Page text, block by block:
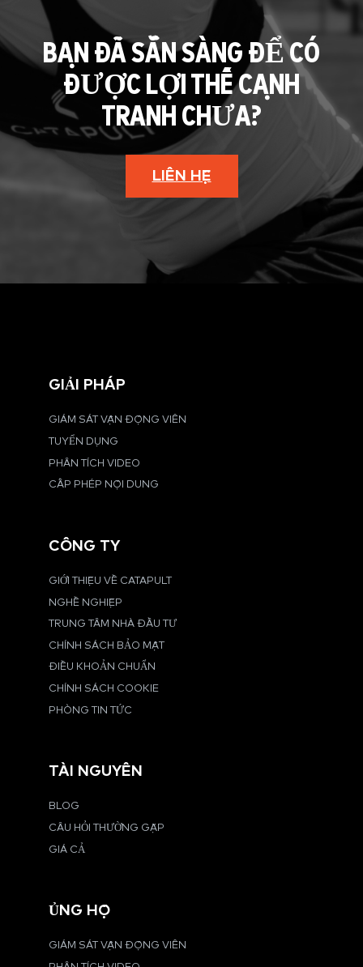
BẠN ĐÃ SẴN SÀNG ĐỂ CÓ
ĐƯỢC LỢI THẾ CẠNH
TRANH CHƯA?
LIÊN HỆ
GIẢI PHÁP
GIÁM SÁT VẬN ĐỘNG VIÊN
TUYỂN DỤNG
PHÂN TÍCH VIDEO
CẤP PHÉP NỘI DUNG
CÔNG TY
GIỚI THIỆU VỀ CATAPULT
NGHỀ NGHIỆP
TRUNG TÂM NHÀ ĐẦU TƯ
CHÍNH SÁCH BẢO MẬT
ĐIỀU KHOẢN CHUẨN
CHÍNH SÁCH COOKIE
PHÒNG TIN TỨC
TÀI NGUYÊN
BLOG
CÂU HỎI THƯỜNG GẶP
GIÁ CẢ
ỦNG HỘ
GIÁM SÁT VẬN ĐỘNG VIÊN